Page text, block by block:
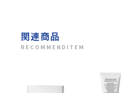
関連商品
RECOMMENDITEM